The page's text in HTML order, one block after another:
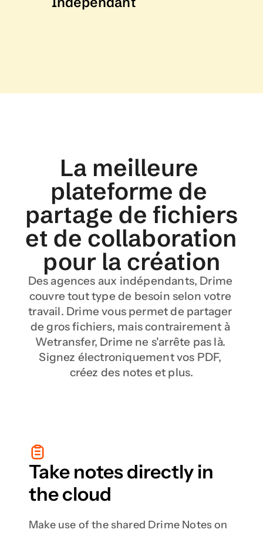
La meilleure
plateforme de
partage de fichiers
et de collaboration
pour la création
Des agences aux indépendants, Drime
couvre tout type de besoin selon votre
travail. Drime vous permet de partager
de gros fichiers, mais contrairement à
Wetransfer, Drime ne s'arrête pas là.
Signez électroniquement vos PDF,
créez des notes et plus.
Take notes directly in
the cloud
Make use of the shared Drime Notes on